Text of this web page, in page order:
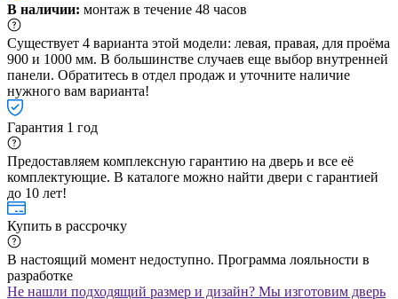
В наличии: монтаж в течение 48 часов
Существует 4 варианта этой модели: левая, правая, для проёма
900 и 1000 мм. В большинстве случаев еще выбор внутренней
панели. Обратитесь в отдел продаж и уточните наличие
нужного вам варианта!
Гарантия 1 год
Предоставляем комплексную гарантию на дверь и все её
комплектующие. В каталоге можно найти двери с гарантией
до 10 лет!
Купить в рассрочку
В настоящий момент недоступно. Программа лояльности в
разработке
Не нашли подходящий размер и дизайн? Мы изготовим дверь